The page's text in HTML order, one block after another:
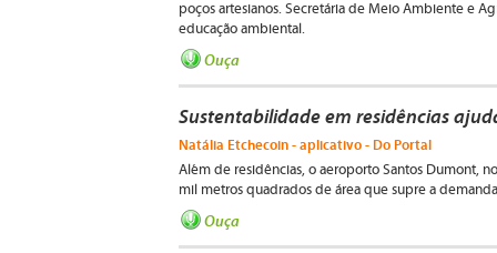
poços artesianos. Secretária de Meio Ambiente e
educação ambiental.
Ouça
Sustentabilidade em residências
Natália Etchecoin - aplicativo - Do Portal
Além de residências, o aeroporto Santos Dumont,
mil metros quadrados de área que supre a
Ouça